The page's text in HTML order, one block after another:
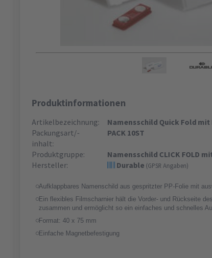
Produktinformationen
Artikelbezeichnung:
Namensschild Quick Fold mit
Packungsart/-
inhalt:
PACK 10ST
Produktgruppe:
Namensschild CLICK FOLD
Hersteller:
Durable (GPSR Angaben)
Aufklappbares Namenschild aus gespritzter PP-Folie mit
Ein flexibles Filmscharnier hält die Vorder- und Rückseite
zusammen und ermöglicht so ein einfaches und schnelles
Format: 40 x 75 mm
Einfache Magnetbefestigung